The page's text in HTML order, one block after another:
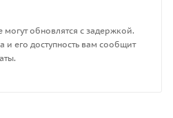
обновлятся с задержкой.
и его доступность вам сообщит